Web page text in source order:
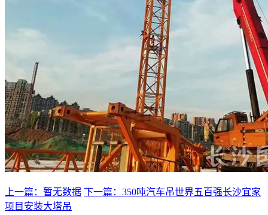
上一篇：暂无数据 下一篇：350吨汽车吊世界五百强长沙宜家
项目安装大塔吊